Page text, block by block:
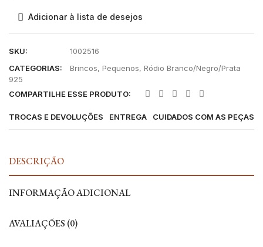
Adicionar à lista de desejos
SKU:
1002516
CATEGORIAS:
Brincos, Pequenos, Ródio Branco/Negro/Prata
925
COMPARTILHE ESSE PRODUTO:
TROCAS E DEVOLUÇÕES ENTREGA CUIDADOS COM AS PEÇAS
DESCRIÇÃO
INFORMAÇÃO ADICIONAL
AVALIAÇÕES (0)